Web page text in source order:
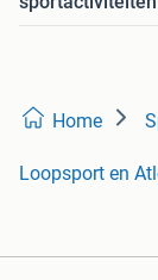
Home
Loopsport en